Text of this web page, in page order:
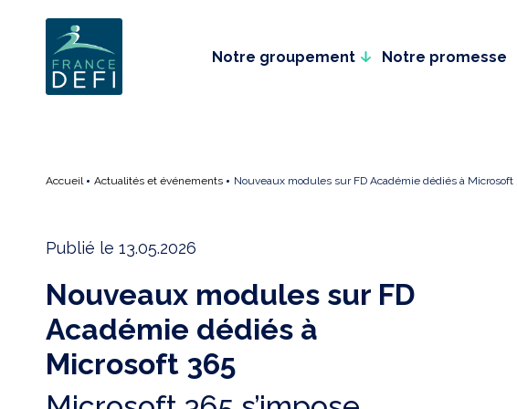
Notre groupement Notre promesse
Accueil Actualités et événements Nouveaux modules sur FD Académie dédiés à Microsoft
Publié le 13.05.2026
Nouveaux modules sur FD
Académie dédiés à
Microsoft 365